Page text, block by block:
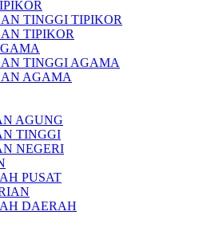
TINGGI TIPIKOR
TIPIKOR
TINGGI AGAMA
AGAMA
AGUNG
TINGGI
NEGERI
PUSAT
DAERAH